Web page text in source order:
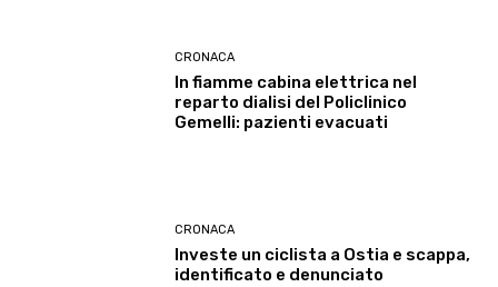
CRONACA
In fiamme cabina elettrica nel
reparto dialisi del Policlinico
Gemelli: pazienti evacuati
CRONACA
Investe un ciclista a Ostia e scappa,
identificato e denunciato